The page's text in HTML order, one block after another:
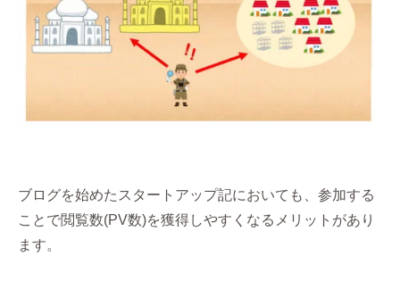
ブログを始めたスタートアップ記においても、参加する
ことで閲覧数(PV数)を獲得しやすくなるメリットがあり
ます。